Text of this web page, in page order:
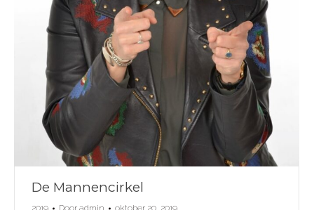
De Mannencirkel